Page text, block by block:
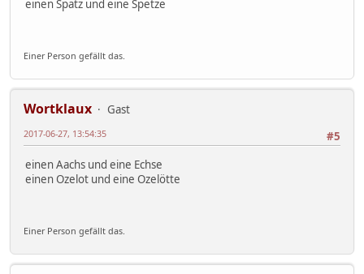
einen Spatz und eine Spetze
Einer Person gefällt das.
Wortklaux
Gast
#5
2017-06-27, 13:54:35
einen Aachs und eine Echse
einen Ozelot und eine Ozelötte
Einer Person gefällt das.